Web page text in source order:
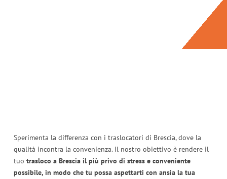
Sperimenta la differenza con i traslocatori di Brescia, dove la
qualità incontra la convenienza. Il nostro obiettivo è rendere il
tuo trasloco a Brescia il più privo di stress e conveniente
possibile, in modo che tu possa aspettarti con ansia la tua